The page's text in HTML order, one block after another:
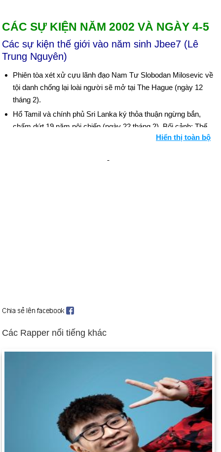
CÁC SỰ KIỆN NĂM 2002 VÀ NGÀY 4-5
Các sự kiện thế giới vào năm sinh Jbee7 (Lê
Trung Nguyên)
Phiên tòa xét xử cựu lãnh đạo Nam Tư Slobodan Milosevic về
tội danh chống lại loài người sẽ mở tại The Hague (ngày 12
tháng 2).
Hổ Tamil và chính phủ Sri Lanka ký thỏa thuận ngừng bắn,
chấm dứt 19 năm nội chiến (ngày 22 tháng 2). Bối cảnh: Thế
đối phó với hàng loạt vụ tấn công liều chết của người Palestine
kẻ đánh bom liều chết giết chết hàng chục thường dân Israel
hợp quốc; Hoa Kỳ từ chối phê chuẩn (ngày 11 tháng 4).
Tổng thống Venezuela Hugo Chavez bị lật đổ trong cuộc đảo
chính, sau đó được phục chức (ngày 12 tháng 4 năm 14).
Hoa Kỳ và Nga đạt được thỏa thuận vũ khí mang tính bước
ngoặt nhằm cắt giảm tới 2/3 kho vũ khí hạt nhân của cả hai
nước trong vòng 10 năm tới (ngày 13/5).
Hiển thị toàn bộ
Các Rapper nổi tiếng khác